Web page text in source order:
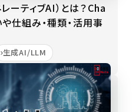
ーティブAI）とは？Cha
仕組み・種類・活用事
生成AI/LLM